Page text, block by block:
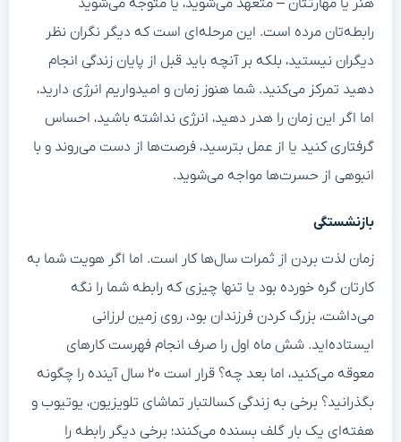
هنر یا مهارتتان – متعهد می‌شوید، یا متوجه می‌شوید
رابطه‌تان مرده است. این مرحله‌ای است که دیگر نگران نظر
دیگران نیستید، بلکه بر آنچه باید قبل از پایان زندگی انجام
دهید تمرکز می‌کنید. شما هنوز زمان و امیدواریم انرژی دارید،
اما اگر این زمان را هدر دهید، انرژی نداشته باشید، احساس
گرفتاری کنید یا از عمل بترسید، فرصت‌ها از دست می‌روند و با
انبوهی از حسرت‌ها مواجه می‌شوید.
بازنشستگی
زمان لذت بردن از ثمرات سال‌ها کار است. اما اگر هویت شما به
کارتان گره خورده بود یا تنها چیزی که رابطه شما را نگه
می‌داشت، بزرگ کردن فرزندان بود، روی زمین لرزانی
ایستاده‌اید. شش ماه اول را صرف انجام فهرست کارهای
معوقه می‌کنید، اما بعد چه؟ قرار است ۲۰ سال آینده را چگونه
بگذرانید؟ برخی به زندگی کسالتبار تماشای تلویزیون، یوتیوب و
هفته‌ای یک بار گلف بسنده می‌کنند؛ برخی دیگر رابطه را